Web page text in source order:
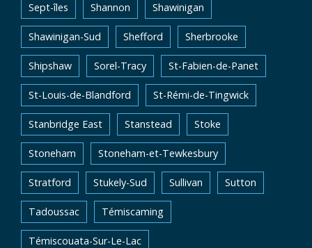
Sept-îles Shannon Shawinigan
Shawinigan-Sud Shefford Sherbrooke
Shipshaw Sorel-Tracy St-Fabien-de-Panet
St-Louis-de-Blandford St-Rémi-de-Tingwick
Stanbridge East Stanstead Stoke
Stoneham Stoneham-et-Tewkesbury
Stratford Stukely-Sud Sullivan Sutton
Tadoussac Témiscaming
Témiscouata-Sur-Le-Lac